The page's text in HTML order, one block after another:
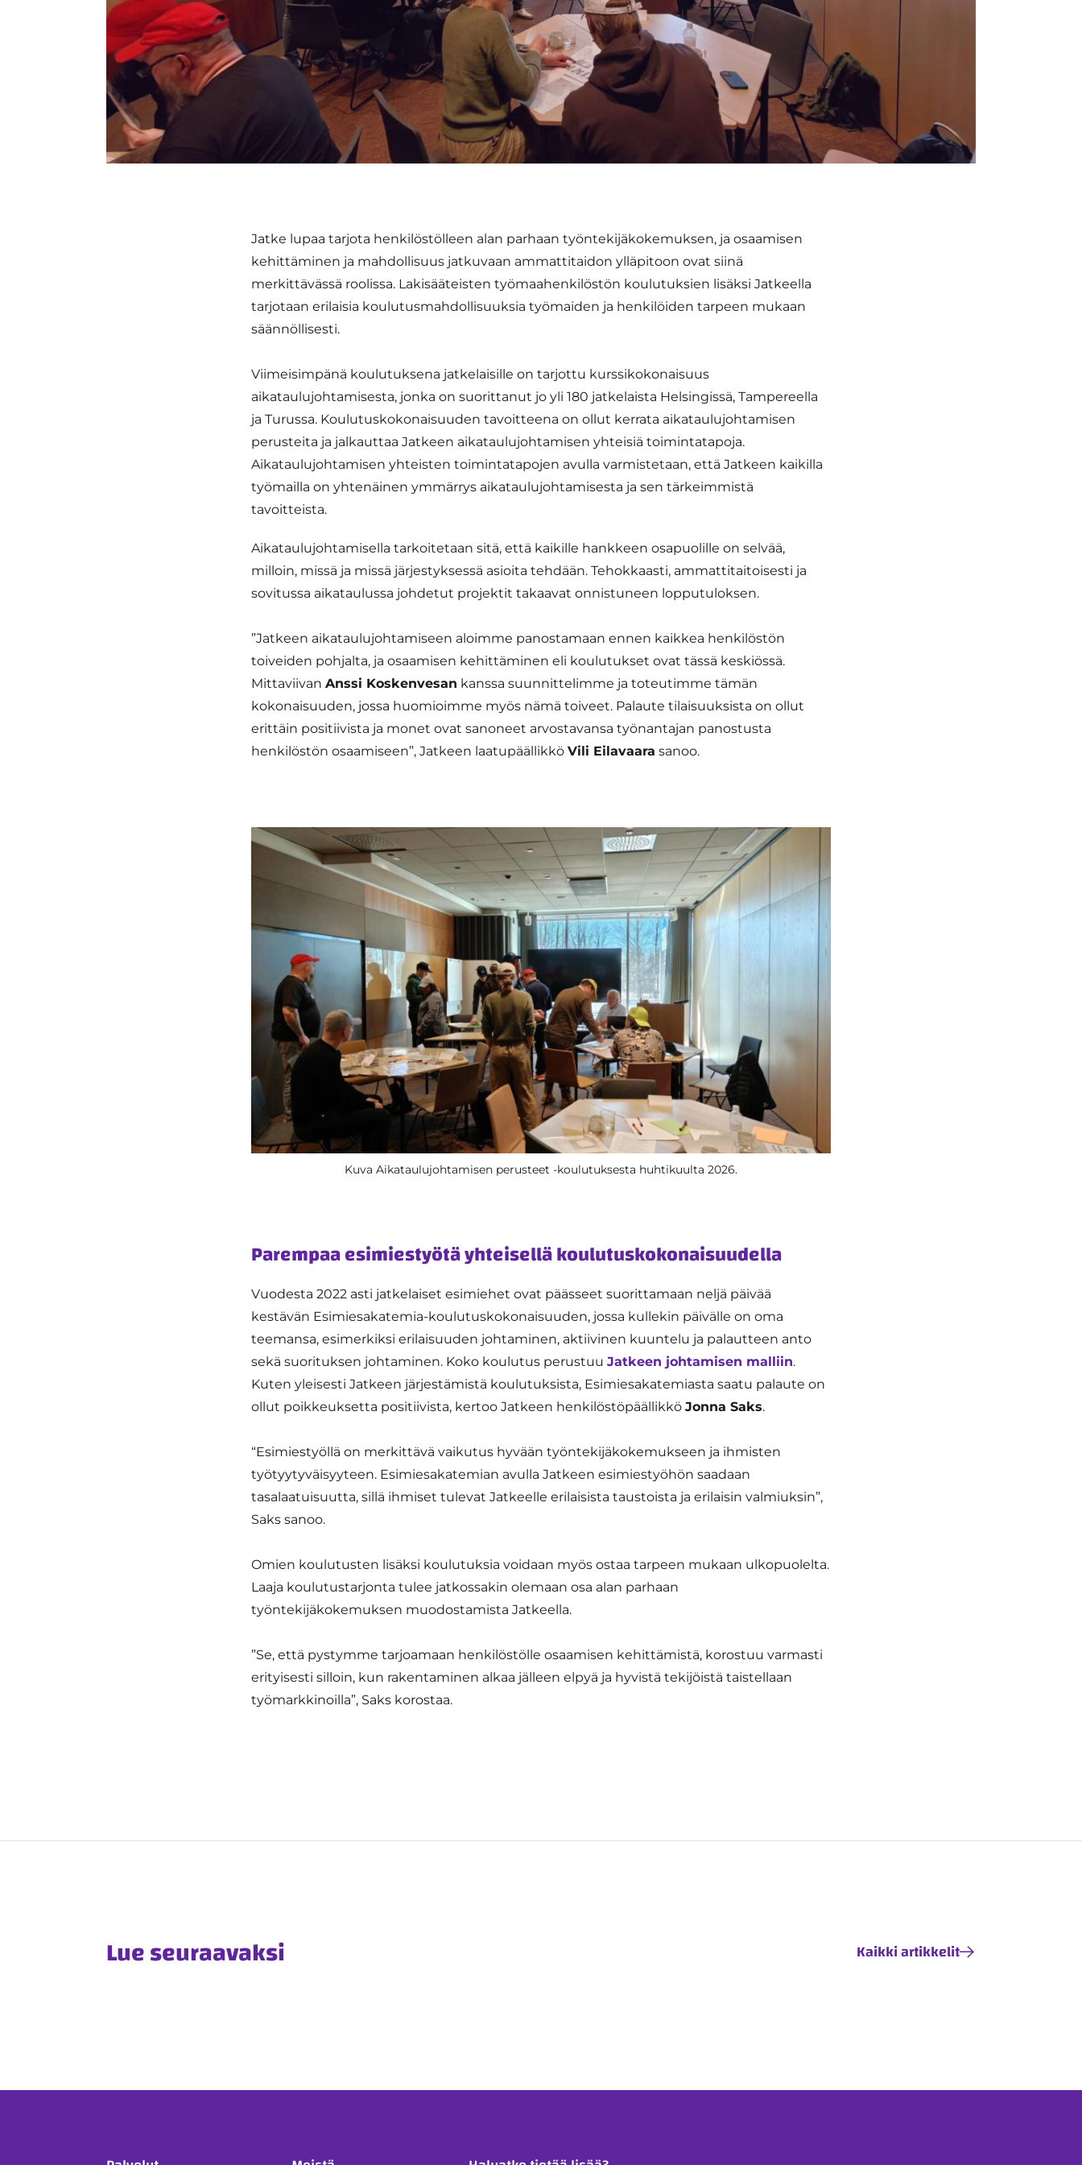
Jatke lupaa tarjota henkilöstölleen alan parhaan työntekijäkokemuksen, ja osaamisen
kehittäminen ja mahdollisuus jatkuvaan ammattitaidon ylläpitoon ovat siinä
merkittävässä roolissa. Lakisääteisten työmaahenkilöstön koulutuksien lisäksi Jatkeella
tarjotaan erilaisia koulutusmahdollisuuksia työmaiden ja henkilöiden tarpeen mukaan
säännöllisesti.
Viimeisimpänä koulutuksena jatkelaisille on tarjottu kurssikokonaisuus
aikataulujohtamisesta, jonka on suorittanut jo yli 180 jatkelaista Helsingissä, Tampereella
ja Turussa. Koulutuskokonaisuuden tavoitteena on ollut kerrata aikataulujohtamisen
perusteita ja jalkauttaa Jatkeen aikataulujohtamisen yhteisiä toimintatapoja.
Aikataulujohtamisen yhteisten toimintatapojen avulla varmistetaan, että Jatkeen kaikilla
työmailla on yhtenäinen ymmärrys aikataulujohtamisesta ja sen tärkeimmistä
tavoitteista.
Aikataulujohtamisella tarkoitetaan sitä, että kaikille hankkeen osapuolille on selvää,
milloin, missä ja missä järjestyksessä asioita tehdään. Tehokkaasti, ammattitaitoisesti ja
sovitussa aikataulussa johdetut projektit takaavat onnistuneen lopputuloksen.
”Jatkeen aikataulujohtamiseen aloimme panostamaan ennen kaikkea henkilöstön
toiveiden pohjalta, ja osaamisen kehittäminen eli koulutukset ovat tässä keskiössä.
Mittaviivan Anssi Koskenvesan kanssa suunnittelimme ja toteutimme tämän
kokonaisuuden, jossa huomioimme myös nämä toiveet. Palaute tilaisuuksista on ollut
erittäin positiivista ja monet ovat sanoneet arvostavansa työnantajan panostusta
henkilöstön osaamiseen”, Jatkeen laatupäällikkö Vili Eilavaara sanoo.
Kuva Aikataulujohtamisen perusteet -koulutuksesta huhtikuulta 2026.
Parempaa esimiestyötä yhteisellä koulutuskokonaisuudella
Vuodesta 2022 asti jatkelaiset esimiehet ovat päässeet suorittamaan neljä päivää
kestävän Esimiesakatemia-koulutuskokonaisuuden, jossa kullekin päivälle on oma
teemansa, esimerkiksi erilaisuuden johtaminen, aktiivinen kuuntelu ja palautteen anto
sekä suorituksen johtaminen. Koko koulutus perustuu Jatkeen johtamisen malliin.
Kuten yleisesti Jatkeen järjestämistä koulutuksista, Esimiesakatemiasta saatu palaute on
ollut poikkeuksetta positiivista, kertoo Jatkeen henkilöstöpäällikkö Jonna Saks.
“Esimiestyöllä on merkittävä vaikutus hyvään työntekijäkokemukseen ja ihmisten
työtyytyväisyyteen. Esimiesakatemian avulla Jatkeen esimiestyöhön saadaan
tasalaatuisuutta, sillä ihmiset tulevat Jatkeelle erilaisista taustoista ja erilaisin valmiuksin”,
Saks sanoo.
Omien koulutusten lisäksi koulutuksia voidaan myös ostaa tarpeen mukaan ulkopuolelta.
Laaja koulutustarjonta tulee jatkossakin olemaan osa alan parhaan
työntekijäkokemuksen muodostamista Jatkeella.
”Se, että pystymme tarjoamaan henkilöstölle osaamisen kehittämistä, korostuu varmasti
erityisesti silloin, kun rakentaminen alkaa jälleen elpyä ja hyvistä tekijöistä taistellaan
työmarkkinoilla”, Saks korostaa.
Lue seuraavaksi Kaikki artikkelit